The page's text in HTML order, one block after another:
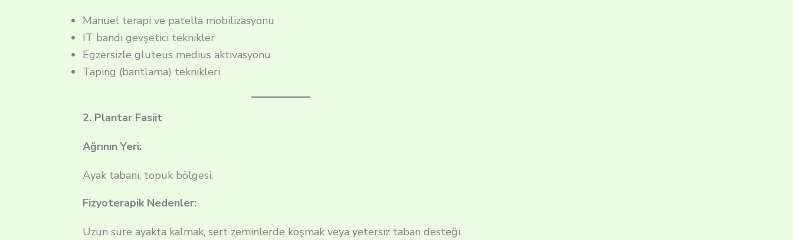
Manuel terapi ve patella mobilizasyonu
IT bandı gevşetici teknikler
Egzersizle gluteus medius aktivasyonu
Taping (bantlama) teknikleri
2. Plantar Fasiit
Ağrının Yeri:
Ayak tabanı, topuk bölgesi.
Fizyoterapik Nedenler:
Uzun süre ayakta kalmak, sert zeminlerde koşmak veya yetersiz taban desteği,